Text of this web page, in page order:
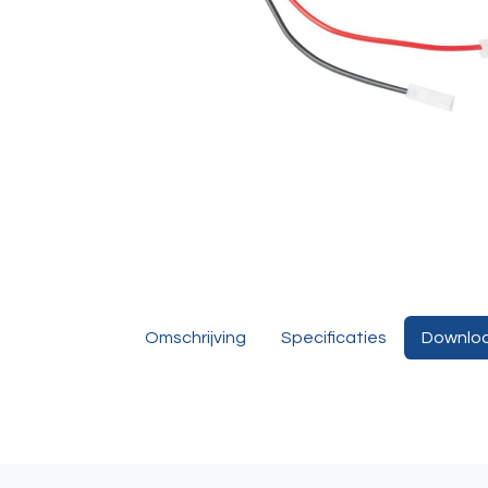
Omschrijving Specificaties